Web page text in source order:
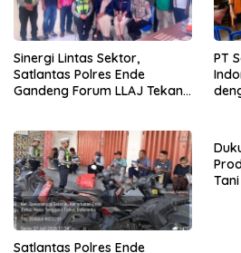
Sinergi Lintas Sektor,
Satlantas Polres Ende
Gandeng Forum LLAJ Tekan
PT
Satlantas Polres Ende